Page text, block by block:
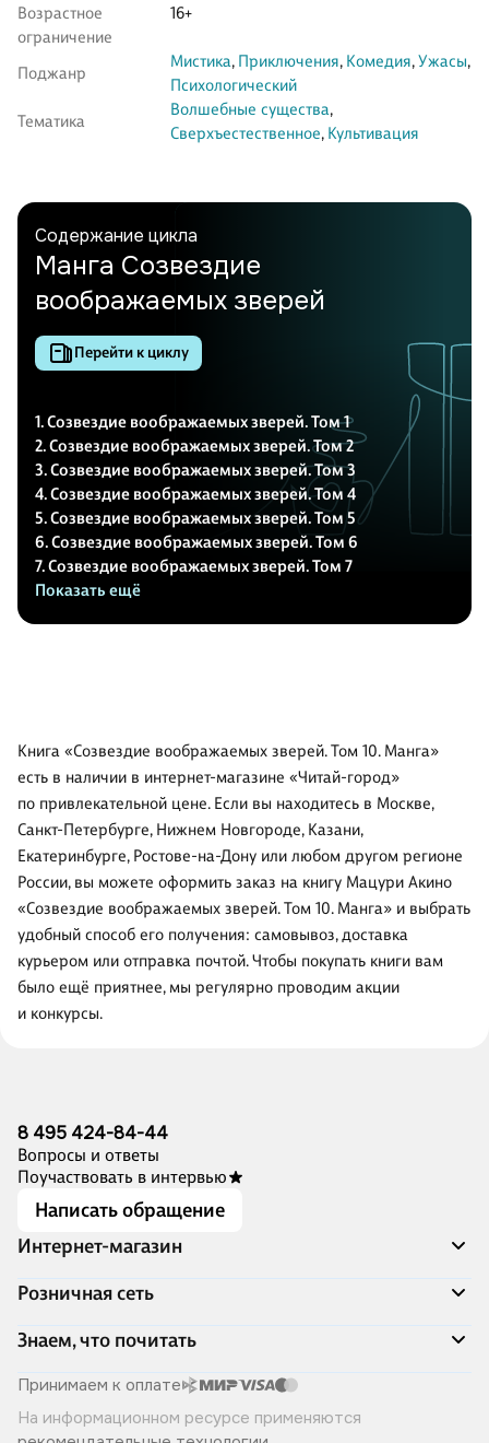
Возрастное
ограничение
16+
Поджанр
Мистика, Приключения, Комедия,Ужасы,
Психологический
Тематика
Волшебные существа,
Сверхъестественное, Культивация
Содержание цикла
Манга Созвездие
воображаемых зверей
Перейти к циклу
1. Созвездие воображаемых зверей. Том 1
2. Созвездие воображаемых зверей. Том 2
3. Созвездие воображаемых зверей. Том 3
4. Созвездие воображаемых зверей. Том 4
5. Созвездие воображаемых зверей. Том 5
6. Созвездие воображаемых зверей. Том 6
7. Созвездие воображаемых зверей. Том 7
Показать ещё
Книга «Созвездие воображаемых зверей. Том 10. Манга»
есть в наличии в интернет-магазине «Читай-город»
по привлекательной цене. Если вы находитесь в Москве,
Санкт-Петербурге, Нижнем Новгороде, Казани,
Екатеринбурге, Ростове-на-Дону или любом другом регионе
России, вы можете оформить заказ на книгу Мацури Акино
«Созвездие воображаемых зверей. Том 10. Манга» и выбрать
удобный способ его получения: самовывоз, доставка
курьером или отправка почтой. Чтобы покупать книги вам
было ещё приятнее, мы регулярно проводим акции
и конкурсы.
8 495 424-84-44
Вопросы и ответы
Поучаствовать в интервью
Написать обращение
Интернет-магазин
Акции
Доставка и оплата
Программа лояльности
Подарочные сертификаты
Правила продажи
Политика конфиденциальности
Розничная сеть
Адреса магазинов
Книжный Дозор
О компании
Читай-город для бизнеса
Хотите у нас работать?
Знаем, что почитать
Скоро в продаже
Лучшие из лучших
Принимаем к оплате
На информационном ресурсе применяются